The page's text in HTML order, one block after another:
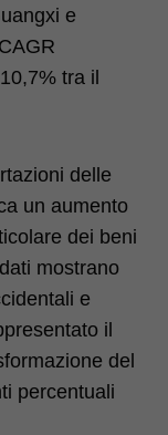
e
tra il
delle
un aumento
dei beni
mostrano
e
il
del
percentuali